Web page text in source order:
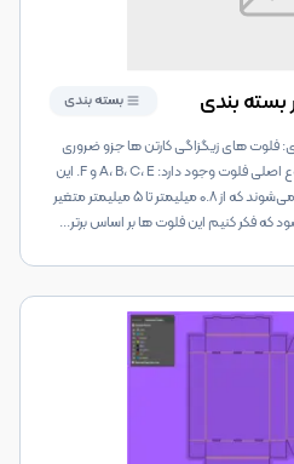
بسته بندی بسته بندی
فلوت های زیگزاگی کارتن ها جزو ضروری
متریال های بسته بندی هستند. پنج نوع اصلی فلوت وجود دارد: A، B، C، E و F. این
خمیدگی‌ها در ضخامت متفاوتی واقع می‌شوند که از ۰.۸ میلیمتر تا ۵ میلیمتر متغیر
...